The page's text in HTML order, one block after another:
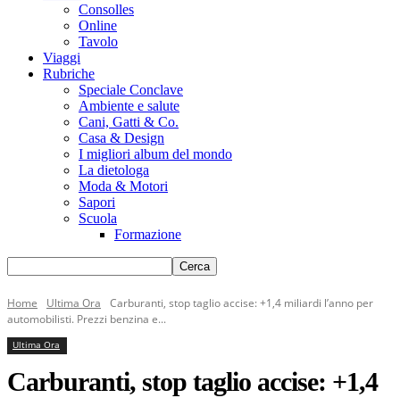
Consolles
Online
Tavolo
Viaggi
Rubriche
Speciale Conclave
Ambiente e salute
Cani, Gatti & Co.
Casa & Design
I migliori album del mondo
La dietologa
Moda & Motori
Sapori
Scuola
Formazione
Home Ultima Ora
Carburanti, stop taglio accise: +1,4 miliardi l’anno per
automobilisti. Prezzi benzina e...
Ultima Ora
Carburanti, stop taglio accise: +1,4